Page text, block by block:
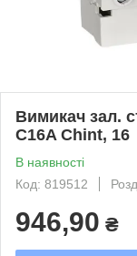
Вимикач зал.
C16A Chint, 16
В наявності
Код: 819512
946,90 ₴